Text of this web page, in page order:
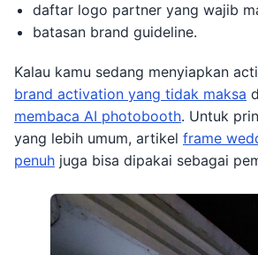
daftar logo partner yang wajib
batasan brand guideline.
Kalau kamu sedang menyiapkan
brand activation yang tidak maksa
membaca AI photobooth. Untuk
yang lebih umum, artikel frame
penuh juga bisa dipakai sebagai